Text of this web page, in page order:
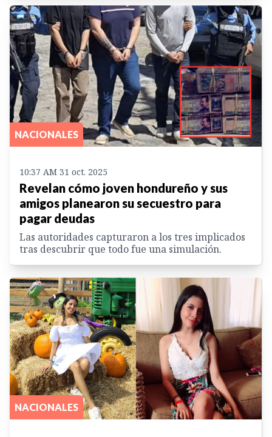
NACIONALES
10:37 AM 31 oct. 2025
Revelan cómo joven hondureño y sus
amigos planearon su secuestro para
pagar deudas
Las autoridades capturaron a los tres implicados
tras descubrir que todo fue una simulación.
NACIONALES